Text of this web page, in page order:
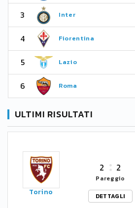
3 Inter
4 Fiorentina
5 Lazio
6 Roma
ULTIMI RISULTATI
Torino
2 2
Pareggio
DETTAGLI